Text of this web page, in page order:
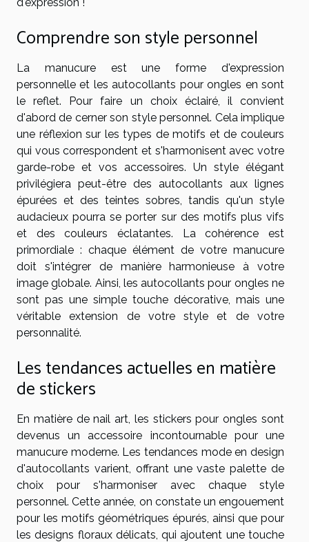
Comprendre son style personnel
La manucure est une forme d'expression
personnelle et les autocollants pour ongles en sont
le reflet. Pour faire un choix éclairé, il convient
d'abord de cerner son style personnel. Cela implique
une réflexion sur les types de motifs et de couleurs
qui vous correspondent et s'harmonisent avec votre
garde-robe et vos accessoires. Un style élégant
privilégiera peut-être des autocollants aux lignes
épurées et des teintes sobres, tandis qu'un style
audacieux pourra se porter sur des motifs plus vifs
et des couleurs éclatantes. La cohérence est
primordiale : chaque élément de votre manucure
doit s'intégrer de manière harmonieuse à votre
image globale. Ainsi, les autocollants pour ongles ne
sont pas une simple touche décorative, mais une
véritable extension de votre style et de votre
personnalité.
Les tendances actuelles en matière
de stickers
En matière de nail art, les stickers pour ongles sont
devenus un accessoire incontournable pour une
manucure moderne. Les tendances mode en design
d'autocollants varient, offrant une vaste palette de
choix pour s'harmoniser avec chaque style
personnel. Cette année, on constate un engouement
pour les motifs géométriques épurés, ainsi que pour
les designs floraux délicats, qui ajoutent une touche